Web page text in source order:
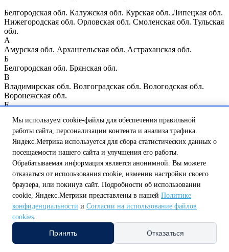
Белгородская обл. Калужская обл. Курская обл. Липецкая обл.
Нижегородская обл. Орловская обл. Смоленская обл. Тульская
обл.
А
Амурская обл. Архангельская обл. Астраханская обл.
Б
Белгородская обл. Брянская обл.
В
Владимирская обл. Волгоградская обл. Вологодская обл.
Воронежская обл.
Е
Ивановская обл. Иркутская обл.
Казань Калининградская обл. Калужская обл. Кемеровская
обл. Кировская обл. Костромская обл. Курганская обл. Курск
Курская обл.
Ленинградская обл. Липецкая обл.
Магаданская обл. Москва Москва и Московская обл.
Мурманская обл.
Нижегородская обл.
Новгородская обл.
Новосибирская обл.
Мы используем cookie-файлы для обеспечения правильной
работы сайта, персонализации контента и анализа трафика.
Яндекс.Метрика используется для сбора статистических данных о
посещаемости нашего сайта и улучшения его работы.
Обрабатываемая информация является анонимной. Вы можете
отказаться от использования cookie, изменив настройки своего
браузера, или покинув сайт. Подробности об использовании
cookie, Яндекс.Метрики представлены в нашей Политике
конфиденциальности и Согласии на использование файлов
cookies.
Принять Отказаться